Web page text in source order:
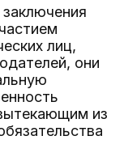
лиц,
они
из